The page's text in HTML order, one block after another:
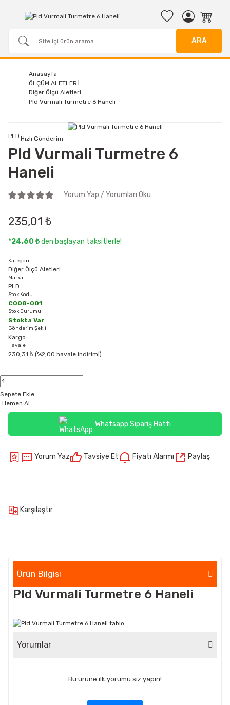
ARA
Anasayfa
ÖLÇÜM ALETLERİ
Diğer Ölçü Aletleri
Pld Vurmali Turmetre 6 Haneli
Hızlı Gönderim
PLD
Pld Vurmali Turmetre 6
Haneli
Yorum Yap / Yorumları Oku
235,01 ₺
*24,60 ₺den başlayan taksitlerle!
Kategori
Diğer Ölçü Aletleri
Marka
PLD
Stok Kodu
C008-001
Stok Durumu
Stokta Var
Gönderim Şekli
Kargo
Havale
230,31 ₺ (%2,00 havale indirimi)
Sepete Ekle
Hemen Al
Whatsapp Sipariş Hattı
Yorum Yaz Tavsiye Et Fiyatı Alarmı Paylaş
Karşılaştır
Ürün Bilgisi
Pld Vurmali Turmetre 6 Haneli
Yorumlar
Bu ürüne ilk yorumu siz yapın!